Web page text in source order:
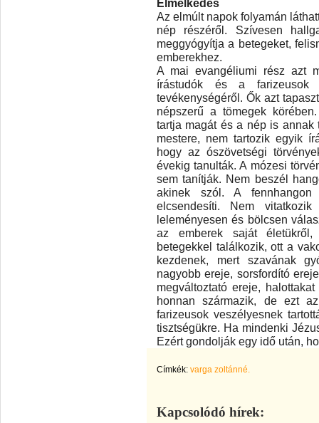
Elmélkedés
Az elmúlt napok folyamán
nép részéről. Szívesen
meggyógyítja a betegeket,
emberekhez.
A mai evangéliumi rész azt
írástudók és a
tevékenységéről. Ők azt
népszerű a tömegek
tartja magát és a nép is
mestere, nem tartozik egyik
hogy az ószövetségi
évekig tanulták. A mózesi
sem tanítják. Nem beszél
akinek szól. A
elcsendesíti. Nem
leleményesen és bölcsen
az emberek saját
betegekkel találkozik, ott a
kezdenek, mert szavának
nagyobb ereje, sorsfordító
megváltoztató ereje,
honnan származik, de ezt
farizeusok veszélyesnek
tisztségükre. Ha mindenki
Ezért gondolják egy idő után,
Címkék: varga zoltánné.
Kapcsolódó hírek: